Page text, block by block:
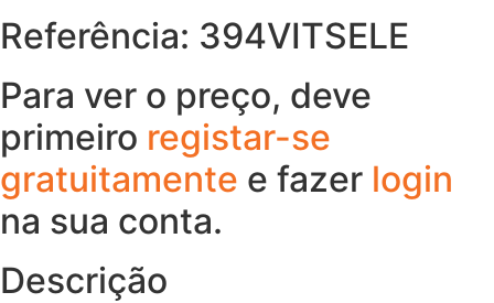
Referência: 394VITSELE
Para ver o preço, deve
primeiro registar-se
gratuitamente e fazer login
na sua conta.
Descrição